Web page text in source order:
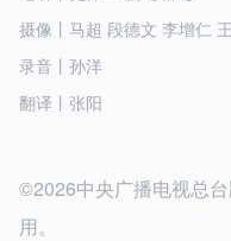
摄像丨马超 段德文 李增仁
录音丨孙洋
翻译丨张阳
©2026中央广播电视总
用。